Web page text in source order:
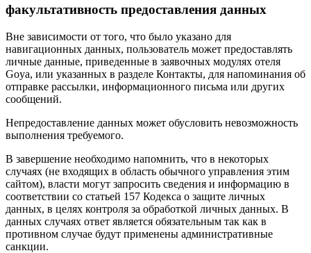
факультативность предоставления данных
Вне зависимости от того, что было указано для
навигационных данных, пользователь может предоставлять
личные данные, приведенные в заявочных модулях отеля
Goya, или указанных в разделе Контакты, для напоминания об
отправке рассылки, информационного письма или других
сообщений.
Непредоставление данных может обусловить невозможность
выполнения требуемого.
В завершение необходимо напомнить, что в некоторых
случаях (не входящих в область обычного управления этим
сайтом), власти могут запросить сведения и информацию в
соответствии со статьей 157 Кодекса о защите личных
данных, в целях контроля за обработкой личных данных. В
данных случаях ответ является обязательным так как в
противном случае будут применены административные
санкции.